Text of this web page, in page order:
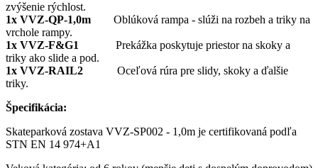
zvýšenie rýchlost.
1x VVZ-QP-1,0m Oblúková rampa - slúži na rozbeh a triky na
vrchole rampy.
1x VVZ-F&G1 Prekážka poskytuje priestor na skoky a
triky ako slide a pod.
1x VVZ-RAIL2
Oceľová rúra pre slidy, skoky a ďalšie
triky.
Špecifikácia:
Skateparková zostava VVZ-SP002 - 1,0m je certifikovaná podľa
STN EN 14 974+A1